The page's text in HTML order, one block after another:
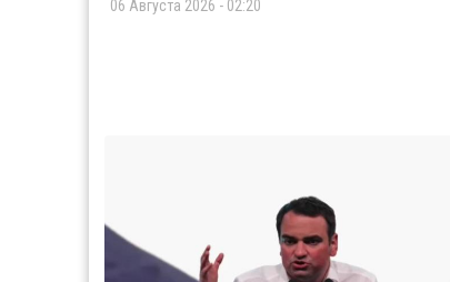
06 Августа 2026 - 02:20